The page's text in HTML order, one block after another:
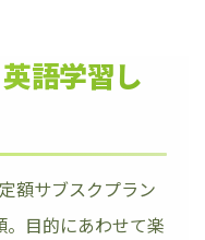
英語学習し
額サブスクプラン
目的にあわせて楽